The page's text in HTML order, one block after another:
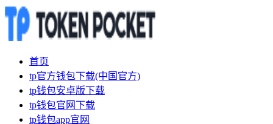
首页
tp官方钱包下载(中国官方)
tp钱包安卓版下载
tp钱包官网下载
tp钱包app官网